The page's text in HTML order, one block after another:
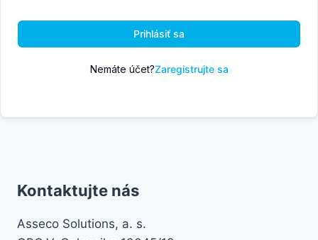
Prihlásiť sa
Nemáte účet?Zaregistrujte sa
Kontaktujte nás
Asseco Solutions, a. s.